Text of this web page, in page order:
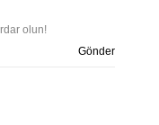
olun!
Gönder